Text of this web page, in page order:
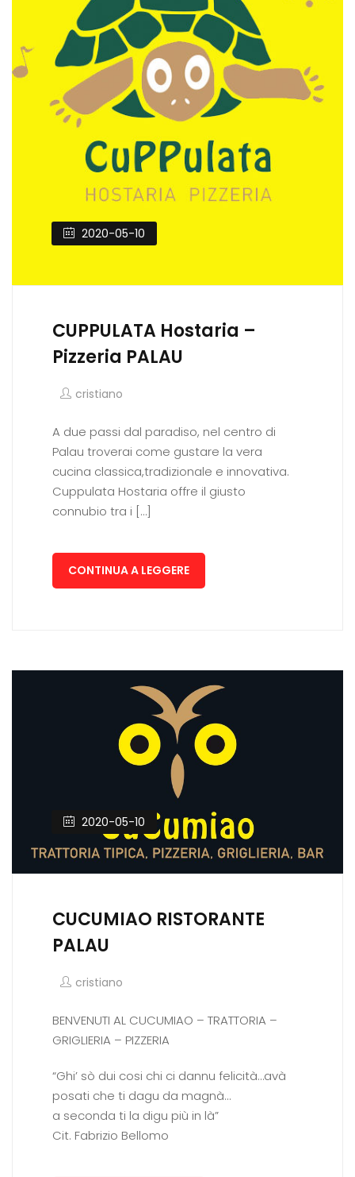
2020-05-10
CUPPULATA Hostaria –
Pizzeria PALAU
cristiano
A due passi dal paradiso, nel centro di
Palau troverai come gustare la vera
cucina classica,tradizionale e innovativa.
Cuppulata Hostaria offre il giusto
connubio tra i […]
CONTINUA A LEGGERE
2020-05-10
CUCUMIAO RISTORANTE
PALAU
cristiano
BENVENUTI AL CUCUMIAO – TRATTORIA –
GRIGLIERIA – PIZZERIA
“Ghi’ sò dui cosi chi ci dannu felicità…avà
posati che ti dagu da magnà…
a seconda ti la digu più in là”
Cit. Fabrizio Bellomo